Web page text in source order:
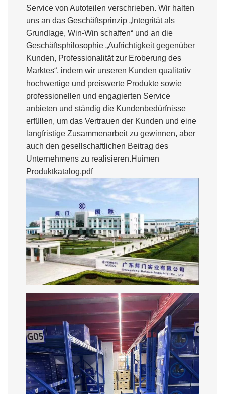
Service von Autoteilen verschrieben. Wir halten
uns an das Geschäftsprinzip „Integrität als
Grundlage, Win-Win schaffen“ und an die
Geschäftsphilosophie „Aufrichtigkeit gegenüber
Kunden, Professionalität zur Eroberung des
Marktes“, indem wir unseren Kunden qualitativ
hochwertige und preiswerte Produkte sowie
professionellen und engagierten Service
anbieten und ständig die Kundenbedürfnisse
erfüllen, um das Vertrauen der Kunden und eine
langfristige Zusammenarbeit zu gewinnen, aber
auch den gesellschaftlichen Beitrag des
Unternehmens zu realisieren.Huimen
Produktkatalog.pdf